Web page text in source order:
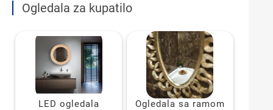
Ogledala za kupatilo
LED ogledala Ogledala sa ramom